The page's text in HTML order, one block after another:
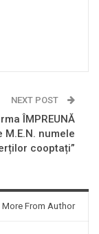
NEXT POST
ÎMPREUNĂ
M.E.N. numele
cooptați”
More From Author